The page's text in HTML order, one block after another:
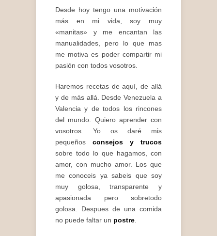
Desde hoy tengo una motivación
más en mi vida, soy muy
«manitas» y me encantan las
manualidades, pero lo que mas
me motiva es poder compartir mi
pasión con todos vosotros.
Haremos recetas de aquí, de allá
y de más allá. Desde Venezuela a
Valencia y de todos los rincones
del mundo. Quiero aprender con
vosotros. Yo os daré mis
pequeños consejos y trucos
sobre todo lo que hagamos, con
amor, con mucho amor. Los que
me conoceis ya sabeis que soy
muy golosa, transparente y
apasionada pero sobretodo
golosa. Despues de una comida
no puede faltar un postre